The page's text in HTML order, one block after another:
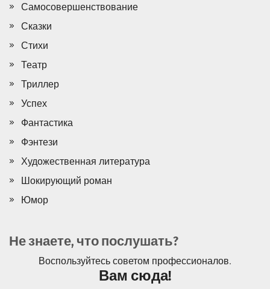
Самосовершенствование
Сказки
Стихи
Театр
Триллер
Успех
Фантастика
Фэнтези
Художественная литература
Шокирующий роман
Юмор
Не знаете, что послушать?
Воспользуйтесь советом профессионалов.
Вам сюда!